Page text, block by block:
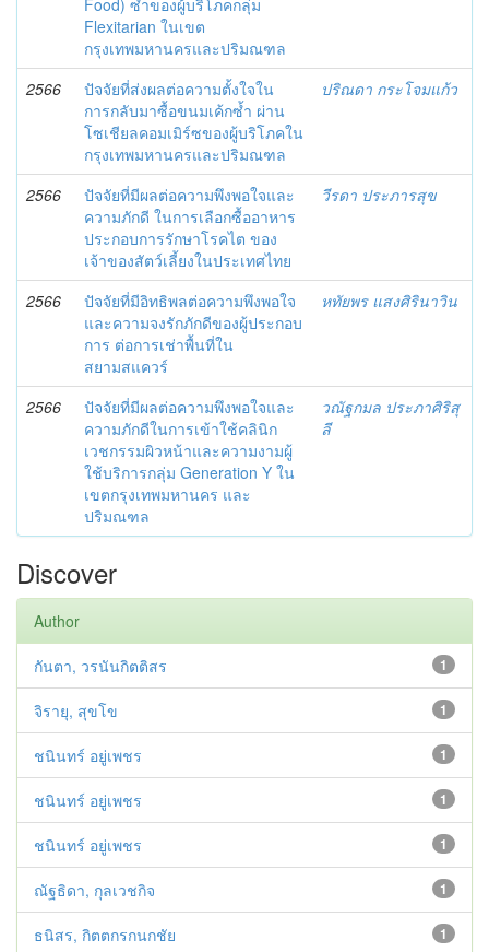
Food) ซ้ำของผู้บริโภคกลุ่ม
Flexitarian ในเขต
กรุงเทพมหานครและปริมณฑล
2566
ปัจจัยที่ส่งผลต่อความตั้งใจใน
การกลับมาซื้อขนมเค้กซ้ำ ผ่าน
โซเชียลคอมเมิร์ซของผู้บริโภคใน
กรุงเทพมหานครและปริมณฑล
ปริณดา กระโจมแก้ว
2566
ปัจจัยที่มีผลต่อความพึงพอใจและ
ความภักดี ในการเลือกซื้ออาหาร
ประกอบการรักษาโรคไต ของ
เจ้าของสัตว์เลี้ยงในประเทศไทย
วีรดา ประภารสุข
2566
ปัจจัยที่มีอิทธิพลต่อความพึงพอใจ
และความจงรักภักดีของผู้ประกอบ
การ ต่อการเช่าพื้นที่ใน
สยามสแควร์
หทัยพร แสงศิรินาวิน
2566
ปัจจัยที่มีผลต่อความพึงพอใจและ
ความภักดีในการเข้าใช้คลินิก
เวชกรรมผิวหน้าและความงามผู้
ใช้บริการกลุ่ม Generation Y ใน
เขตกรุงเทพมหานคร และ
ปริมณฑล
วณัฐกมล ประภาศิริสุ
ลี
Discover
Author
1
กันตา, วรนันกิตติสร
1
จิรายุ, สุขโข
1
ชนินทร์ อยู่เพชร
1
ชนินทร์ อยู่เพชร
1
ชนินทร์ อยู่เพชร
1
ณัฐธิดา, กุลเวชกิจ
1
ธนิสร, กิตตกรกนกชัย